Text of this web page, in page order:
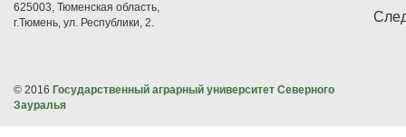
625003, Тюменская область,
г.Тюмень, ул. Республики, 2.
© 2016 Государственный аграрный университет Северного
Зауралья